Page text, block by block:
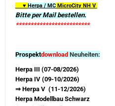
♥ Herpa / MC MicroCity NH V
Bitte per Mail bestellen.
*************************
Prospektdownload Neuheiten:
Herpa III (07-08/2026)
Herpa IV (09-10/2026)
⇒ Herpa V (11-12/2026)
Herpa Modellbau Schwarz